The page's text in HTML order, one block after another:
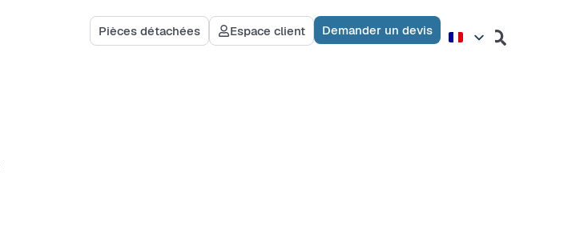
Demander un devis
Espace client
Pièces détachées
Pièces détachées